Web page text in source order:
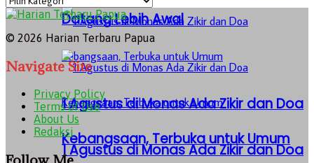
1 Agustus di Monas Ada Zikir dan Doa
Kebangsaan, Terbuka untuk Umum
Datang Lebih Awal
1 Agustus di Monas Ada Zikir dan Doa
© 2026 Harian Terbaru Papua
Navigate Site
Privacy Policy
Terms of Use
About Us
Redaksi